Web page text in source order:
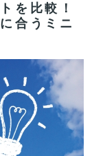
を比較！
合うミニ